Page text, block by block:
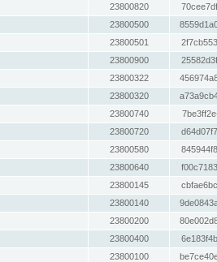
23800820
23800500
23800501
23800900
23800322
23800320
23800740
23800720
23800580
23800640
23800145
23800140
23800200
23800400
23800100